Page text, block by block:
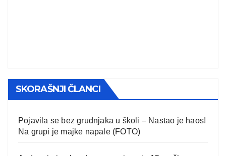
SKORAŠNJI ČLANCI
Pojavila se bez grudnjaka u školi – Nastao je haos!
Na grupi je majke napale (FOTO)